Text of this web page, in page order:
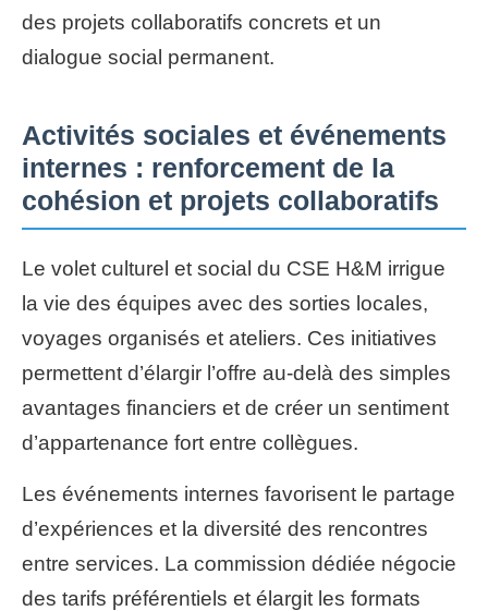
des projets collaboratifs concrets et un
dialogue social permanent.
Activités sociales et événements
internes : renforcement de la
cohésion et projets collaboratifs
Le volet culturel et social du CSE H&M irrigue
la vie des équipes avec des sorties locales,
voyages organisés et ateliers. Ces initiatives
permettent d’élargir l’offre au-delà des simples
avantages financiers et de créer un sentiment
d’appartenance fort entre collègues.
Les événements internes favorisent le partage
d’expériences et la diversité des rencontres
entre services. La commission dédiée négocie
des tarifs préférentiels et élargit les formats